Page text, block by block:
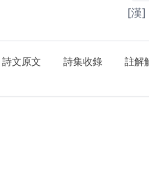
[漢]
詩文原文 詩集收錄 註解